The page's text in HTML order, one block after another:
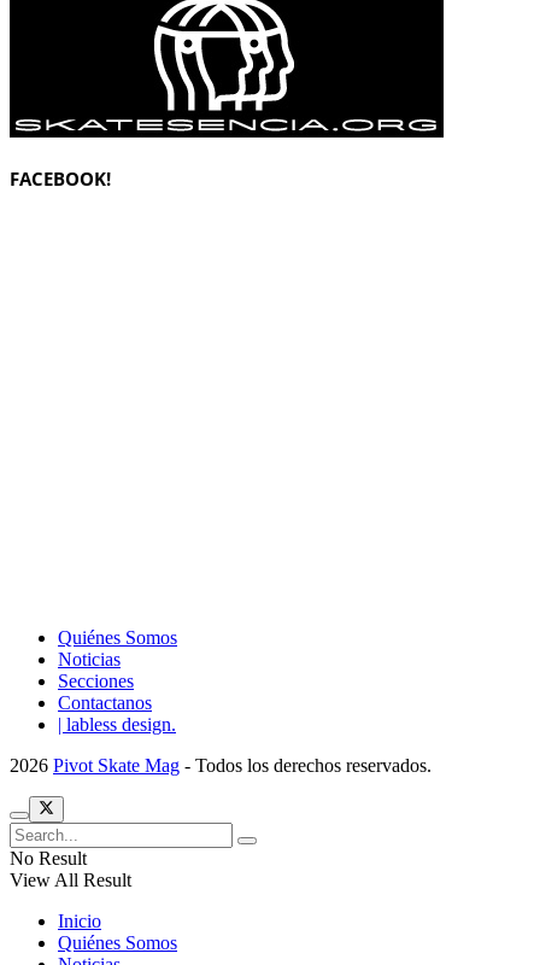
FACEBOOK!
Quiénes Somos
Noticias
Secciones
Contactanos
| labless design.
2026 Pivot Skate Mag - Todos los derechos reservados.
No Result
View All Result
Inicio
Quiénes Somos